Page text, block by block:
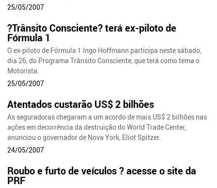
25/05/2007
?Trânsito Consciente? terá ex-piloto de
Fórmula 1
O ex-piloto de Fórmula 1 Ingo Hoffmann participa neste sábado,
dia 26, do Programa Trânsito Consciente, que terá como tema o
Motorista.
25/05/2007
Atentados custarão US$ 2 bilhões
As seguradoras chegaram a um acordo de mais US$ 2 bilhões nas
ações em decorrência da destruição do World Trade Center,
anunciou o governador de Nova York, Eliot Spitzer.
24/05/2007
Roubo e furto de veículos ? acesse o site da
PRF